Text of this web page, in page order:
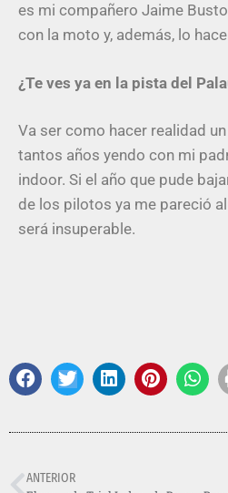
es mi compañero Jaime
con la moto y, además, lo
¿Te ves ya en la pista del
Va ser como hacer realidad
tantos años yendo con mi
indoor. Si el año que pude
de los pilotos ya me pareció
será insuperable.
ANTERIOR